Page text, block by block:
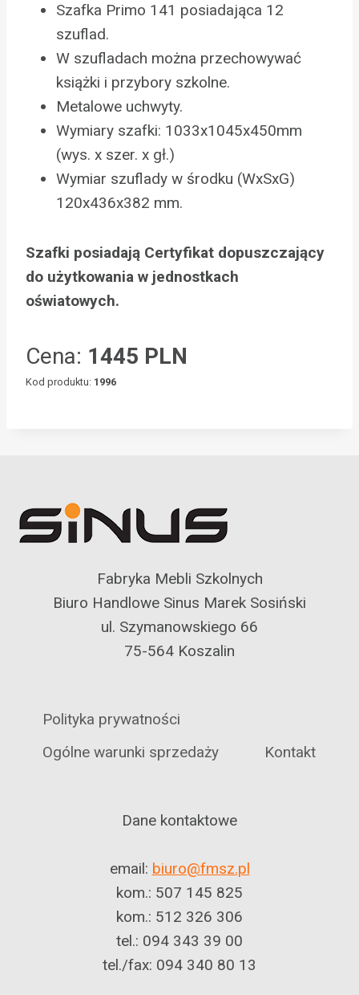
Szafka Primo 141 posiadająca 12
szuflad.
W szufladach można przechowywać
książki i przybory szkolne.
Metalowe uchwyty.
Wymiary szafki: 1033x1045x450mm
(wys. x szer. x gł.)
Wymiar szuflady w środku (WxSxG)
120x436x382 mm.
Szafki posiadają Certyfikat dopuszczający
do użytkowania w jednostkach
oświatowych.
Cena: 1445 PLN
Kod produktu: 1996
Fabryka Mebli Szkolnych
Biuro Handlowe Sinus Marek Sosiński
ul. Szymanowskiego 66
75-564 Koszalin
Polityka prywatności
Ogólne warunki sprzedaży
Kontakt
Dane kontaktowe
email: biuro@fmsz.pl
kom.: 507 145 825
kom.: 512 326 306
tel.: 094 343 39 00
tel./fax: 094 340 80 13